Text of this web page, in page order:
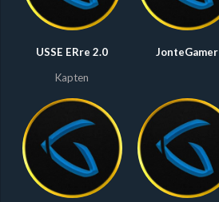
USSE ERre 2.0
Kapten
JonteGamer